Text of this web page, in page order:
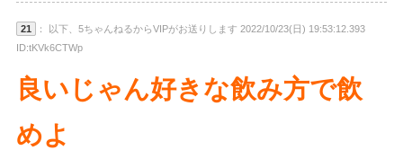
21
： 以下、5ちゃんねるからVIPがお送りします 2022/10/23(日) 19:53:12.393
ID:tKVk6CTWp
良いじゃん好きな飲み方で飲
めよ